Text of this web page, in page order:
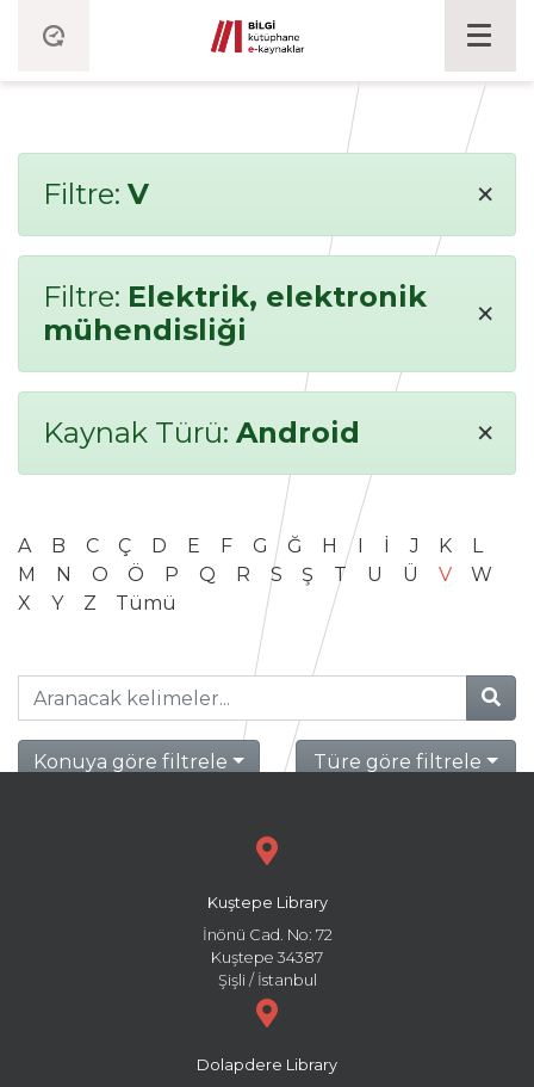
Filtre: V ×
Filtre: Elektrik, elektronik
mühendisliği
×
Kaynak Türü: Android ×
A B C Ç D E F G Ğ H I İ J K
L
M
N O Ö P Q R S Ş T U Ü V
W
X
Y Z Tümü
Konuya göre filtrele Türe göre filtrele
Kuştepe Library
İnönü Cad. No: 72
Kuştepe 34387
Şişli / İstanbul
Dolapdere Library